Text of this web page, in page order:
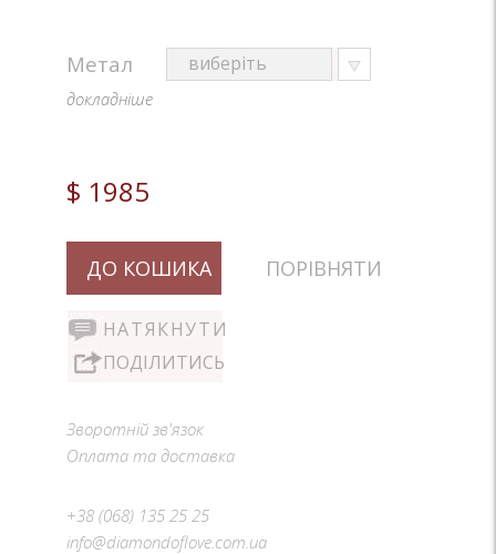
Метал
докладніше
$ 1985
ДО КОШИКА ПОРІВНЯТИ
НАТЯКНУТИ
ПОДІЛИТИСЬ
Зворотній зв'язок
Оплата та доставка
+38 (068) 135 25 25
info@diamondoflove.com.ua